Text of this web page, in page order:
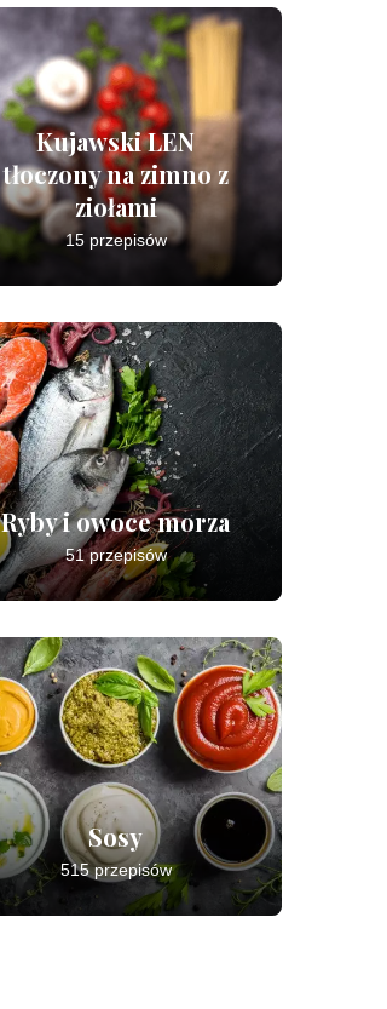
Kujawski LEN
tłoczony na zimno z
ziołami
15 przepisów
Ryby i owoce morza
51 przepisów
Sosy
515 przepisów